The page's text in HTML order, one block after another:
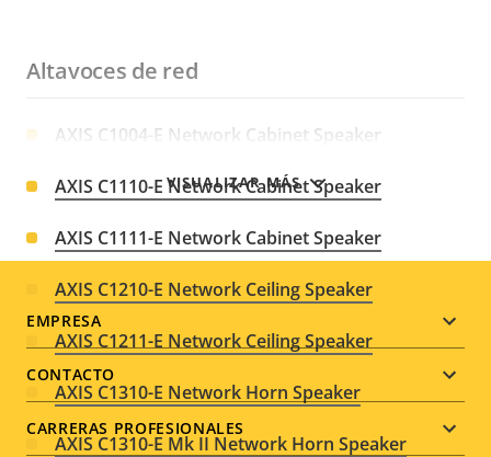
VISUALIZAR MÁS
Altavoces de red
AXIS C1004-E Network Cabinet Speaker
AXIS C1110-E Network Cabinet Speaker
AXIS C1111-E Network Cabinet Speaker
AXIS C1210-E Network Ceiling Speaker
AXIS C1211-E Network Ceiling Speaker
AXIS C1310-E Network Horn Speaker
AXIS C1310-E Mk II Network Horn Speaker
Footer
menu
EMPRESA
CONTACTO
CARRERAS PROFESIONALES